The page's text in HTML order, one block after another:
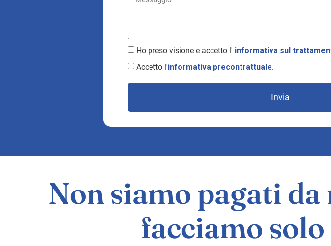
Ho preso visione e accetto l' informativa sul
Accetto l'informativa precontrattuale.
Invia
Non siamo pagati da
facciamo